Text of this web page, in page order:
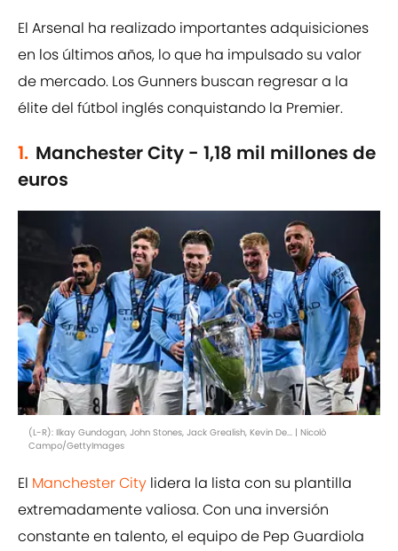
El Arsenal ha realizado importantes adquisiciones
en los últimos años, lo que ha impulsado su valor
de mercado. Los Gunners buscan regresar a la
élite del fútbol inglés conquistando la Premier.
1. Manchester City - 1,18 mil millones de
euros
(L-R): Ilkay Gundogan, John Stones, Jack Grealish, Kevin De... | Nicolò
Campo/GettyImages
El Manchester City lidera la lista con su plantilla
extremadamente valiosa. Con una inversión
constante en talento, el equipo de Pep Guardiola